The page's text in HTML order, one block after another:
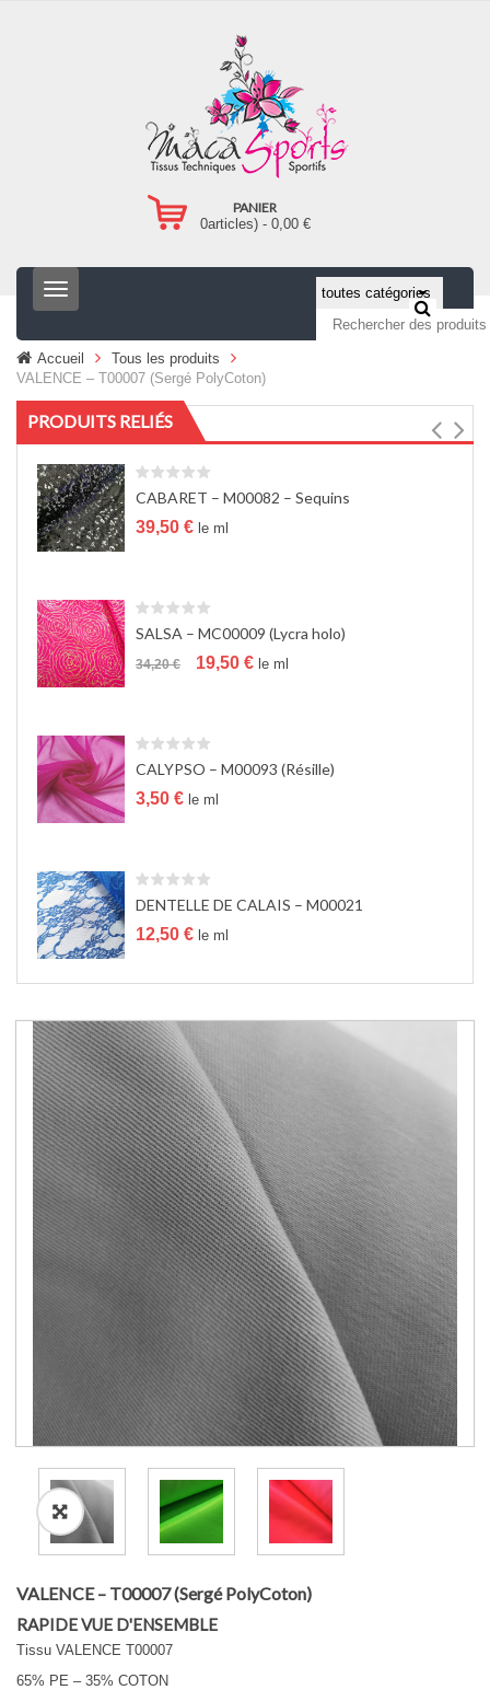
PANIER
0articles) - 0,00 €
T
o
l
e
a
v
i
g
a
t
i
Accueil
Tous les produits
VALENCE – T00007 (Sergé PolyCoton)
PRODUITS RELIÉS
CABARET – M00082 – Sequins
39,50 € le ml
SALSA – MC00009 (Lycra holo)
34,20€
Le
34,20 €.
19,50 €Lele ml
CALYPSO – M00093 (Résille)
3,50 € le ml
DENTELLE DE CALAIS – M00021
12,50 € le ml
VALENCE – T00007 (Sergé PolyCoton)
RAPIDE VUE D'ENSEMBLE
Tissu VALENCE T00007
65% PE – 35% COTON